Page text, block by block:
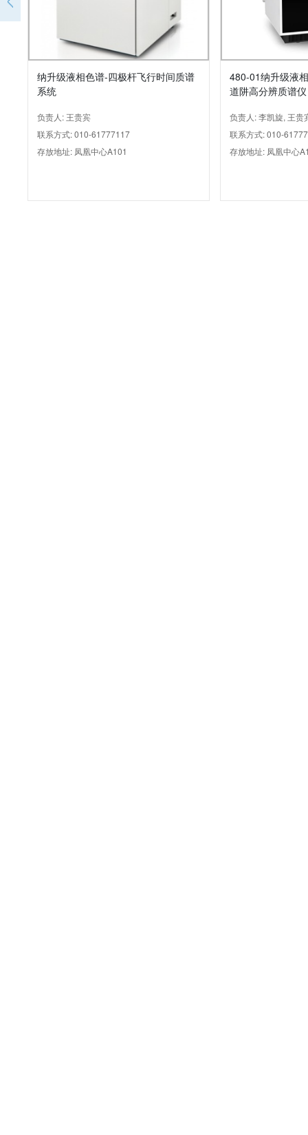
纳升级液相色谱-四极杆飞行时间质谱
系统
负责人: 王贵宾
联系方式: 010-61777117
存放地址: 凤凰中心A101
480-01纳升级液
道阱高分辨质谱仪
负责人: 李凯旋, 王贵
联系方式: 010-
存放地址: 凤凰中心